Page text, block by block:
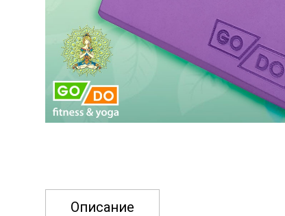
Описание